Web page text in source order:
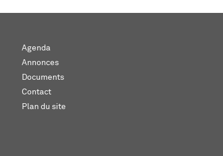
Agenda
Annonces
Documents
Contact
Plan du site